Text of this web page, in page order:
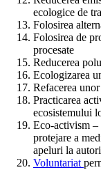
ecologice de
Folosirea
Folosirea de
procesate
Reducerea
Ecologizarea
Refacerea
Practicarea
ecosistemului
Eco-activism –
protejare a
apeluri la
Voluntariat